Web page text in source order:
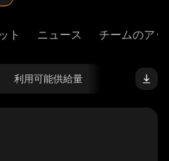
ト ニュース チームのア
利用可能供給量